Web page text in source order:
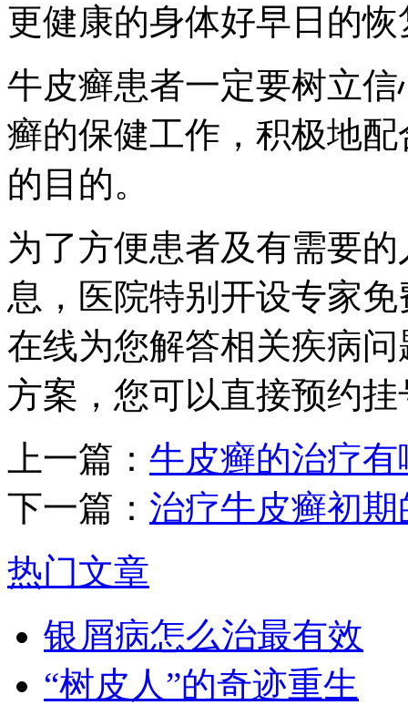
更健康的身体好早日的
牛皮癣患者一定要树立
癣的保健工作，积极地
的目的。
为了方便患者及有需要
息，医院特别开设专家
在线为您解答相关疾病
方案，您可以直接预约挂
上一篇： 牛皮癣的治疗
下一篇： 治疗牛皮癣初期
热门文章
银屑病怎么治最有效
“树皮人”的奇迹重生